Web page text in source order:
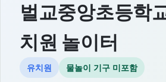
벌교중앙초등학
치원 놀이터
유치원 물놀이 기구 미포함